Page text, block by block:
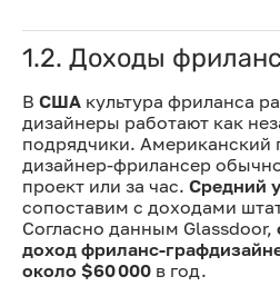
1.2. Доходы
В США культура фриланса
дизайнеры работают как
подрядчики. Американский
дизайнер-фрилансер
проект или за час. Средний
сопоставим с доходами
Согласно данным Glassdoor,
доход фриланс-
около $60 000 в год.